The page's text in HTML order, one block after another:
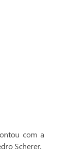
com a
Scherer.